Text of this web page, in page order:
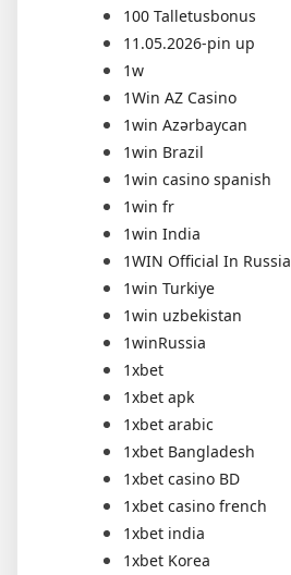
100 Talletusbonus
11.05.2026-pin up
1w
1Win AZ Casino
1win Azərbaycan
1win Brazil
1win casino spanish
1win fr
1win India
1WIN Official In Russia
1win Turkiye
1win uzbekistan
1winRussia
1xbet
1xbet apk
1xbet arabic
1xbet Bangladesh
1xbet casino BD
1xbet casino french
1xbet india
1xbet Korea